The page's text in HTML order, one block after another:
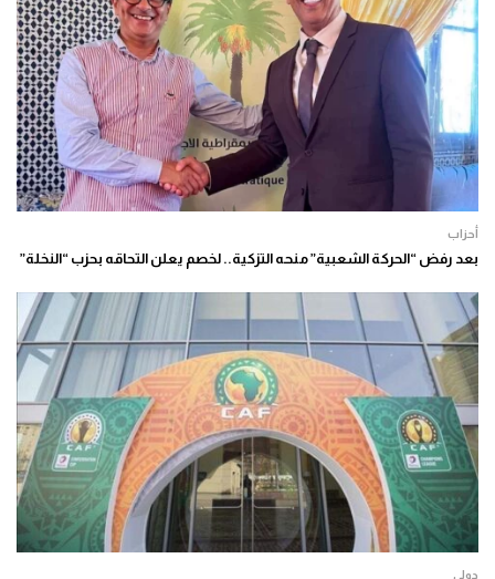
أحزاب
بعد رفض “الحركة الشعبية” منحه التزكية.. لخصم يعلن التحاقه بحزب “النخلة”
دولي